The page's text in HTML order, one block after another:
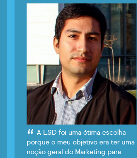
A LSD foi uma ótima escolha
porque o meu objetivo era ter uma
noção geral do Marketing para